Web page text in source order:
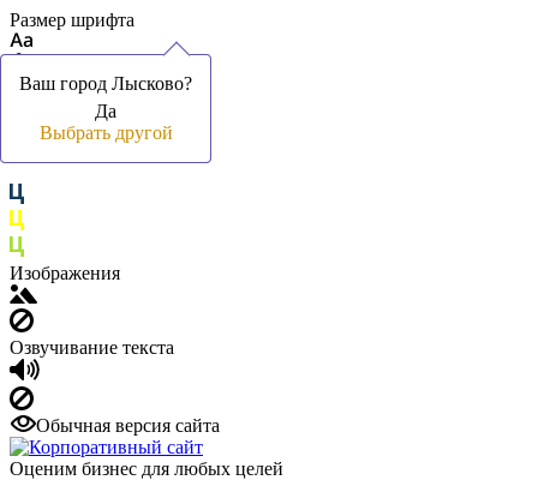
Размер шрифта
Цвет фона и шрифта
Изображения
Озвучивание текста
Обычная версия сайта
Оценим бизнес для любых целей
Ваш город Лысково?
Да
Выбрать другой
Ваш город Лысково?
Да
Выбрать другой